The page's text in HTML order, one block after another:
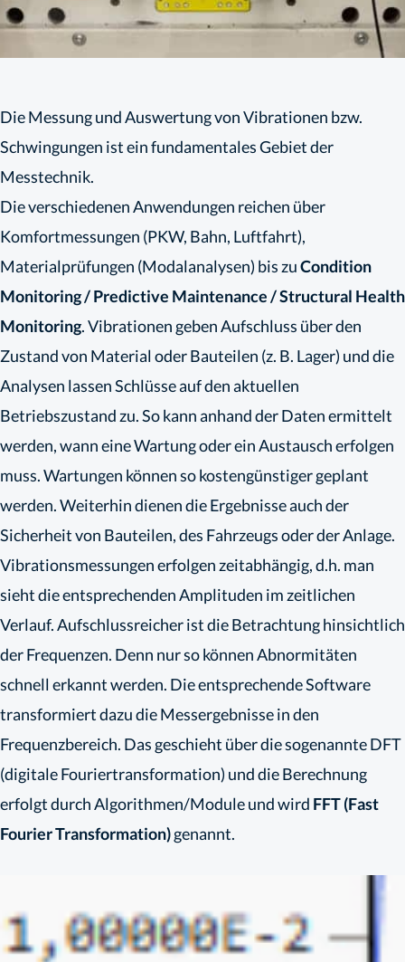
Die Messung und Auswertung von Vibrationen bzw.
Schwingungen ist ein fundamentales Gebiet der
Messtechnik.
Die verschiedenen Anwendungen reichen über
Komfortmessungen (PKW, Bahn, Luftfahrt),
Materialprüfungen (Modalanalysen) bis zuCondition
Monitoring / Predictive Maintenance / Structural Health
Monitoring. Vibrationen geben Aufschluss über den
Zustand von Material oder Bauteilen (z. B. Lager) und die
Analysen lassen Schlüsse auf den aktuellen
Betriebszustand zu. So kann anhand der Daten ermittelt
werden, wann eine Wartung oder ein Austausch erfolgen
muss. Wartungen können so kostengünstiger geplant
werden. Weiterhin dienen die Ergebnisse auch der
Sicherheit von Bauteilen, des Fahrzeugs oder der Anlage.
Vibrationsmessungen erfolgen zeitabhängig, d.h. man
sieht die entsprechenden Amplituden im zeitlichen
Verlauf. Aufschlussreicher ist die Betrachtung hinsichtlich
der Frequenzen. Denn nur so können Abnormitäten
schnell erkannt werden. Die entsprechende Software
transformiert dazu die Messergebnisse in den
Frequenzbereich. Das geschieht über die sogenannte DFT
(digitale Fouriertransformation) und die Berechnung
erfolgt durch Algorithmen/Module und wird FFT (Fast
Fourier Transformation)genannt.